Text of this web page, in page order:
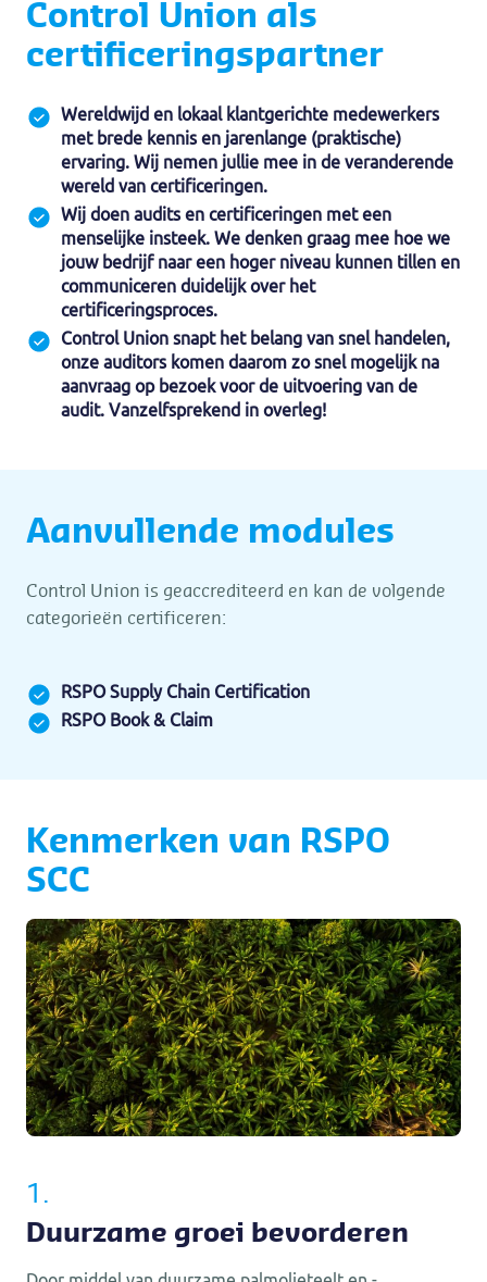
Control Union als
certificeringspartner
Wereldwijd en lokaal klantgerichte medewerkers
met brede kennis en jarenlange (praktische)
ervaring. Wij nemen jullie mee in de veranderende
wereld van certificeringen.
Wij doen audits en certificeringen met een
menselijke insteek. We denken graag mee hoe we
jouw bedrijf naar een hoger niveau kunnen tillen en
communiceren duidelijk over het
certificeringsproces.
Control Union snapt het belang van snel handelen,
onze auditors komen daarom zo snel mogelijk na
aanvraag op bezoek voor de uitvoering van de
audit. Vanzelfsprekend in overleg!
Aanvullende modules
Control Union is geaccrediteerd en kan de volgende
categorieën certificeren:
RSPO Supply Chain Certification
RSPO Book & Claim
Kenmerken van RSPO
SCC
1.
Duurzame groei bevorderen